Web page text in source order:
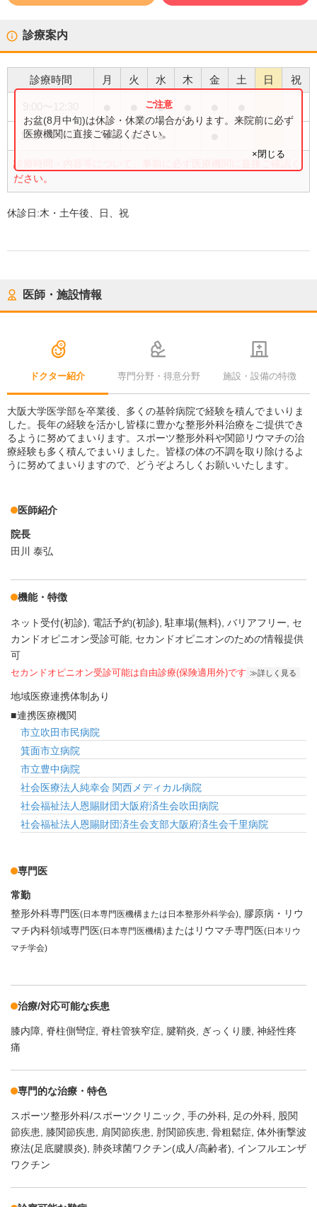
診療案内
診療時間 月 火 水 木 金 土 日 祝
●
16:00〜19:00 ● ● ●
診療時間・内容等について、事前に必ず医療機関に直接ご確認く
ださい。
お盆(8月中旬)は休診・休業の場合があります。来院前に必ず
医療機関に直接ご確認ください。
×閉じる
休診日:木・土午後、日、祝
医師・施設情報
ドクター紹介 専門分野・得意分野 施設・設備の特徴
大阪大学医学部を卒業後、多くの基幹病院で経験を積んでまいりま
した。長年の経験を活かし皆様に豊かな整形外科治療をご提供でき
るように努めてまいります。スポーツ整形外科や関節リウマチの治
療経験も多く積んでまいりました。皆様の体の不調を取り除けるよ
うに努めてまいりますので、どうぞよろしくお願いいたします。
医師紹介
院長
田川 泰弘
機能・特徴
ネット受付(初診) 電話予約(初診) 駐車場(無料) バリアフリー
セ
カンドオピニオン受診可能 セカンドオピニオンのための情報提供
可
セカンドオピニオン受診可能は自由診療(保険適用外)です 詳しく見る
地域医療連携体制あり
連携医療機関
市立吹田市民病院
箕面市立病院
市立豊中病院
社会医療法人純幸会 関西メディカル病院
社会福祉法人恩賜財団大阪府済生会吹田病院
社会福祉法人恩賜財団済生会支部大阪府済生会千里病院
専門医
常勤
整形外科専門医(日本専門医機構または日本整形外科学会)
膠原病・リウ
マチ内科領域専門医(日本専門医機構) またはリウマチ専門医(日本リウ
マチ学会)
治療/対応可能な疾患
膝内障 脊柱側彎症 脊柱管狭窄症 腱鞘炎 ぎっくり腰 神経性疼
痛
専門的な治療・特色
スポーツ整形外科/スポーツクリニック 手の外科 足の外科 股関
節疾患
膝関節疾患 肩関節疾患 肘関節疾患 骨粗鬆症 体外衝撃波
療法(足底腱膜炎)
肺炎球菌ワクチン(成人/高齢者)
インフルエンザ
ワクチン